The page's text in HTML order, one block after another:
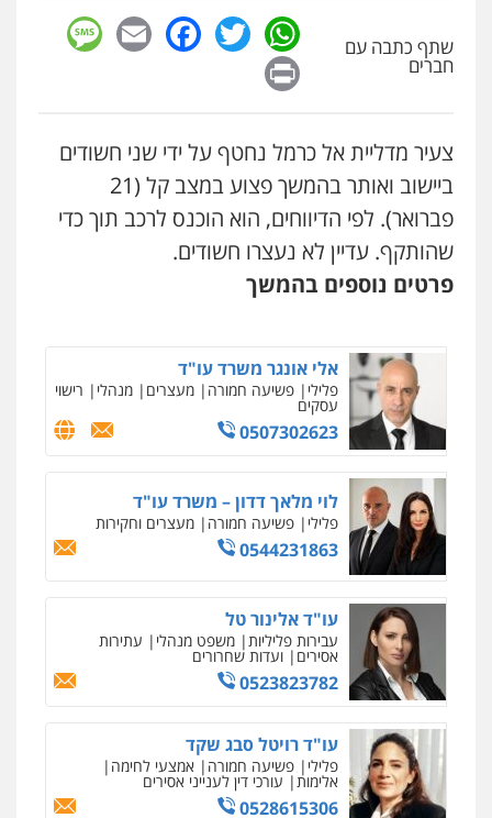
0547780927
עו"ד אסף גונן
0542255161
גל דהן – משרד עורך דין פלילי
פלילי פשיעה חמורה סמים מעצרים
וחקירות
0544723840
פלילי עורכי דין לענייני אסירים מעצרים
סמים רכוש
0548009246
עו"ד אלון ארז
פלילי צבאי סמים אלימות במשפחה צווארון
לבן
0507368203
שחר לדובסקי, עו"ד
פלילי מעצרים וחקירות עבירות המתה עורכי
דין לענייני אסירים
0507913332
עו"ד איהאב ג'לג'ולי
פלילי מעצרים וחקירות עורכי דין לענייני
אסירים
0505216700
שתף כתבה עם
חברים
WhatsApp
Twitter
Facebook
Email
צעיר מדליית אל כרמל נחטף על ידי שני חשודים
ביישוב ואותר בהמשך פצוע במצב קל (21
פברואר). לפי הדיווחים, הוא הוכנס לרכב תוך כדי
שהותקף. עדיין לא נעצרו חשודים.
פרטים נוספים בהמשך
משפט פלילי
0545437431
פלילי פשיעה חמורה ליווי וייצוג בחקירות
ומעצרים
0508824984
עו"ד שגיא אקו
פלילי מעצרים וחקירות סמים
עורכי דין לענייני אסירים
אלי אונגר משרד עו"ד
פלילי פשיעה חמורה מעצרים מנהלי רישוי
עסקים
0507302623
לוי מלאך דדון – משרד עו"ד
פלילי פשיעה חמורה מעצרים וחקירות
0544231863
עו"ד אלינור טל
עבירות פליליות משפט מנהלי עתירות
אסירים ועדות שחרורים
0523823782
עו"ד רויטל סבג שקד
פלילי פשיעה חמורה אמצעי לחימה
אלימות עורכי דין לענייני אסירים
0528615306
ניר קידר – צלם
0504578527
שירותים מקצועיים לעורכי דין
0522508109
אחסון אתרים
מקצועיים לעורכי דין